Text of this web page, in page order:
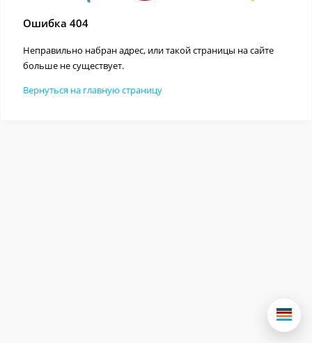
Ошибка 404
Неправильно набран адрес, или такой страницы на сайте
больше не существует.
Вернуться на главную страницу